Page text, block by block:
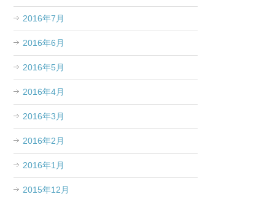
2016年7月
2016年6月
2016年5月
2016年4月
2016年3月
2016年2月
2016年1月
2015年12月